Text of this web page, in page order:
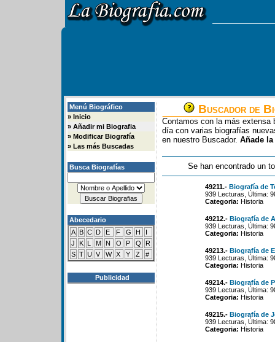
Menú Biográfico
» Inicio
» Añadir mi Biografia
» Modificar Biografía
» Las más Buscadas
Busca Biografías
Abecedario
A B C D E F G H
I
J
K L M N O P Q
R
S T U V W X Y Z #
Publicidad
Buscador de
Contamos con la más extensa
día con varias biografías
en nuestro Buscador. Añade
Se han encontrado un
49211.- Biografía de
939 Lecturas, Última:
Categoria: Historia
49212.- Biografía de
939 Lecturas, Última:
Categoria: Historia
49213.- Biografía de
939 Lecturas, Última:
Categoria: Historia
49214.- Biografía de
939 Lecturas, Última:
Categoria: Historia
49215.- Biografía de
939 Lecturas, Última:
Categoria: Historia